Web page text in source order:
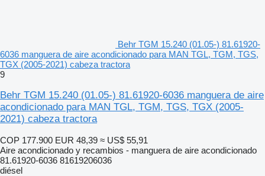
Behr TGM 15.240 (01.05-) 81.61920-
6036 manguera de aire acondicionado para MAN TGL, TGM, TGS,
TGX (2005-2021) cabeza tractora
9
Behr TGM 15.240 (01.05-) 81.61920-6036 manguera de aire
acondicionado para MAN TGL, TGM, TGS, TGX (2005-
2021) cabeza tractora
COP 177.900 EUR 48,39 ≈ US$ 55,91
Aire acondicionado y recambios - manguera de aire acondicionado
81.61920-6036 81619206036
diésel